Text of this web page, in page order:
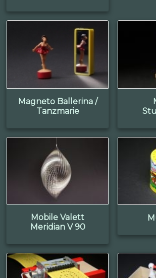
Magneto Ballerina /
Tanzmarie
Mobile Valett
Meridian V 90